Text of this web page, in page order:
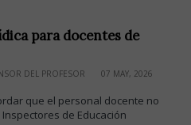
para docentes de
DEL PROFESOR 07 MAY, 2026
que el personal docente no
de Educación